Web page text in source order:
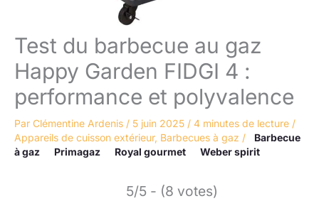
Test du barbecue au gaz
Happy Garden FIDGI 4 :
performance et polyvalence
Par Clémentine Ardenis / 5 juin 2025 / 4 minutes de lecture /
Appareils de cuisson extérieur, Barbecues à gaz /
Barbecue
à gaz
Primagaz Royal gourmet Weber spirit
5/5 - (8 votes)